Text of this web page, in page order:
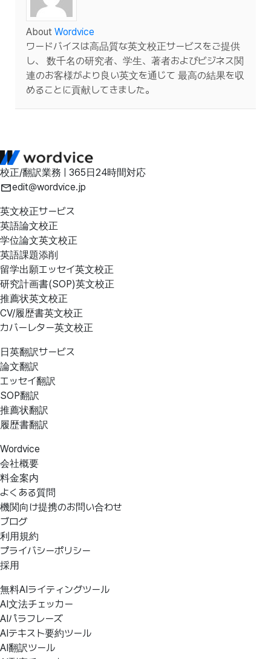
About Wordvice
ワードバイスは高品質な英文校正サービスをご提供
し、 数千名の研究者、学生、著者およびビジネス関
連のお客様がより良い英文を通じて 最高の結果を収
めることに貢献してきました。
校正/翻訳業務 | 365日24時間対応
edit@wordvice.jp
英文校正サービス
英語論文校正
学位論文英文校正
英語課題添削
留学出願エッセイ英文校正
研究計画書(SOP)英文校正
推薦状英文校正
CV/履歴書英文校正
カバーレター英文校正
日英翻訳サービス
論文翻訳
エッセイ翻訳
SOP翻訳
推薦状翻訳
履歴書翻訳
Wordvice
会社概要
料金案内
よくある質問
機関向け提携のお問い合わせ
ブログ
利用規約
プライバシーポリシー
採用
無料AIライティングツール
AI文法チェッカー
AIパラフレーズ
AIテキスト要約ツール
AI翻訳ツール